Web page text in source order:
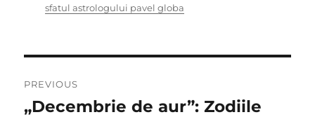
on
sfatul astrologului pavel globa
în
PREVIOUS
Previous
„Decembrie de aur”: Zodiile